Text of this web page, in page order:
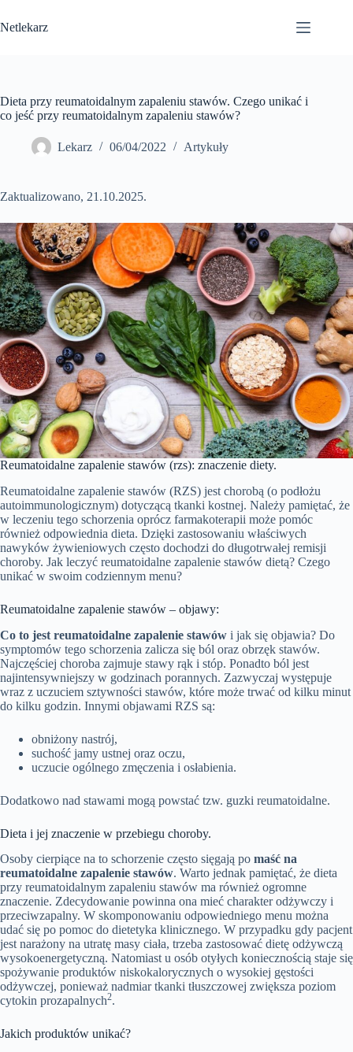
do
treści
Netlekarz
Dieta przy reumatoidalnym zapaleniu stawów. Czego unikać i
co jeść przy reumatoidalnym zapaleniu stawów?
Lekarz 06/04/2022 Artykuły
Zaktualizowano, 21.10.2025.
Reumatoidalne zapalenie stawów (rzs): znaczenie diety.
Reumatoidalne zapalenie stawów (RZS) jest chorobą (o podłożu
autoimmunologicznym) dotyczącą tkanki kostnej. Należy pamiętać, że
w leczeniu tego schorzenia oprócz farmakoterapii może pomóc
również odpowiednia dieta. Dzięki zastosowaniu właściwych
nawyków żywieniowych często dochodzi do długotrwałej remisji
choroby. Jak leczyć reumatoidalne zapalenie stawów dietą? Czego
unikać w swoim codziennym menu?
Reumatoidalne zapalenie stawów – objawy:
Co to jest reumatoidalne zapalenie stawów i jak się objawia? Do
symptomów tego schorzenia zalicza się ból oraz obrzęk stawów.
Najczęściej choroba zajmuje stawy rąk i stóp. Ponadto ból jest
najintensywniejszy w godzinach porannych. Zazwyczaj występuje
wraz z uczuciem sztywności stawów, które może trwać od kilku minut
do kilku godzin. Innymi objawami RZS są:
obniżony nastrój,
suchość jamy ustnej oraz oczu,
uczucie ogólnego zmęczenia i osłabienia.
Dodatkowo nad stawami mogą powstać tzw. guzki reumatoidalne.
Dieta i jej znaczenie w przebiegu choroby.
Osoby cierpiące na to schorzenie często sięgają po maść na
reumatoidalne zapalenie stawów. Warto jednak pamiętać, że dieta
przy reumatoidalnym zapaleniu stawów ma również ogromne
znaczenie. Zdecydowanie powinna ona mieć charakter odżywczy i
przeciwzapalny. W skomponowaniu odpowiedniego menu można
udać się po pomoc do dietetyka klinicznego. W przypadku gdy pacjent
jest narażony na utratę masy ciała, trzeba zastosować dietę odżywczą
wysokoenergetyczną. Natomiast u osób otyłych koniecznością staje się
spożywanie produktów niskokalorycznych o wysokiej gęstości
odżywczej, ponieważ nadmiar tkanki tłuszczowej zwiększa poziom
cytokin prozapalnych2.
Jakich produktów unikać?